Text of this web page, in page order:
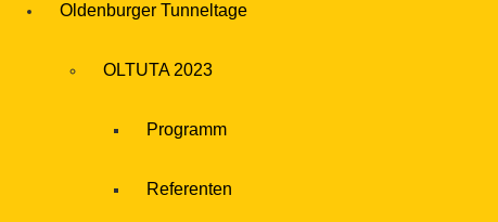
Oldenburger Tunneltage
OLTUTA 2023
Programm
Referenten